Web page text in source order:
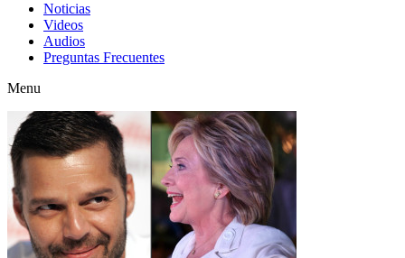
Noticias
Videos
Audios
Preguntas Frecuentes
Menu